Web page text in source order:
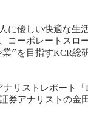
に優しい快適な生
コーポレートスロ
業”を目指すKCR総
リストレポート
券アナリストの金